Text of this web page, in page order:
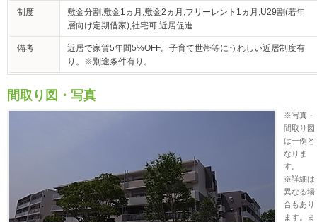
制度
敷金分割,敷金1ヵ月,敷金2ヵ月,フリーレント1ヵ月,U29割(若年
層向け定期借家),社宅可,近居促進
備考
近居で家賃5年間5%OFF。子育て世帯等にうれしい近居制度有
り。※別途条件有り。
間取り図・写真
※写真・
間取り図
は一例と
なりま
す。
※詳細は
異なる場
合もあり
ます。ま